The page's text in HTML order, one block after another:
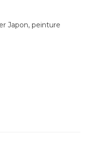
Japon, peinture